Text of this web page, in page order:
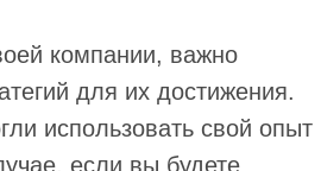
компании, важно
для их достижения.
использовать свой опыт
если вы будете